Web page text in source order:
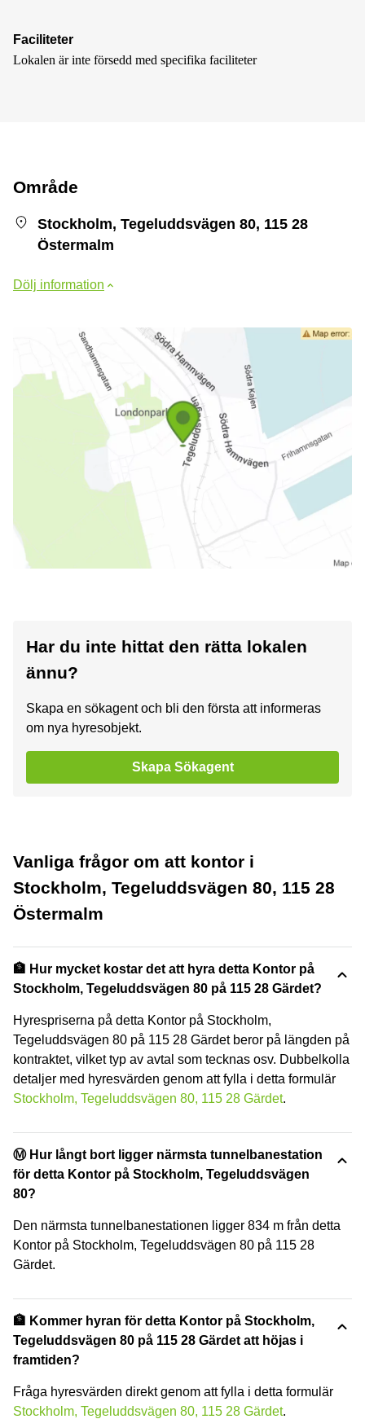
Faciliteter
Lokalen är inte försedd med specifika faciliteter
Område
Stockholm, Tegeluddsvägen 80, 115 28
Östermalm
Dölj information
Har du inte hittat den rätta lokalen
ännu?
Skapa en sökagent och bli den första att informeras
om nya hyresobjekt.
Skapa Sökagent
Vanliga frågor om att kontor i
Stockholm, Tegeluddsvägen 80, 115 28
Östermalm
🏦 Hur mycket kostar det att hyra detta Kontor på
Stockholm, Tegeluddsvägen 80 på 115 28 Gärdet?
Hyrespriserna på detta Kontor på Stockholm,
Tegeluddsvägen 80 på 115 28 Gärdet beror på längden på
kontraktet, vilket typ av avtal som tecknas osv. Dubbelkolla
detaljer med hyresvärden genom att fylla i detta formulär
Stockholm, Tegeluddsvägen 80, 115 28 Gärdet.
Ⓜ️ Hur långt bort ligger närmsta tunnelbanestation
för detta Kontor på Stockholm, Tegeluddsvägen
80?
Den närmsta tunnelbanestationen ligger 834 m från detta
Kontor på Stockholm, Tegeluddsvägen 80 på 115 28
Gärdet.
🏦 Kommer hyran för detta Kontor på Stockholm,
Tegeluddsvägen 80 på 115 28 Gärdet att höjas i
framtiden?
Fråga hyresvärden direkt genom att fylla i detta formulär
Stockholm, Tegeluddsvägen 80, 115 28 Gärdet.